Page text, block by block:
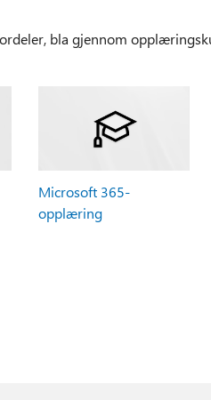
bla gjennom
Microsoft 365-
opplæring